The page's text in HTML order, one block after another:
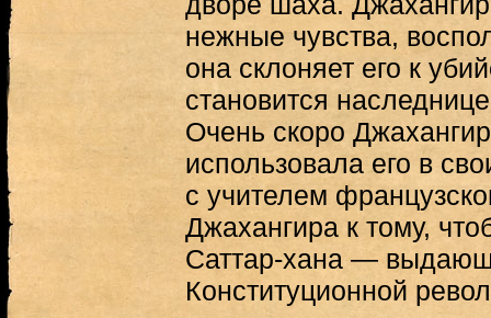
нежные чувства,
она склоняет его к
становится
Очень скоро
использовала его в
с учителем
Джахангира к тому,
Саттар-хана —
Конституционной